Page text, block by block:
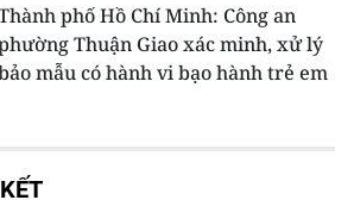
phố Hồ Chí Minh: Công an
Thuận Giao xác minh, xử lý
mẫu có hành vi bạo hành trẻ em